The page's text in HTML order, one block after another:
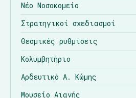
Νέο Νοσοκομείο
Στρατηγικοί σχεδιασμοί
Θεσμικές ρυθμίσεις
Κολυμβητήριο
Αρδευτικό Α. Κώμης
Μουσείο Αιανής